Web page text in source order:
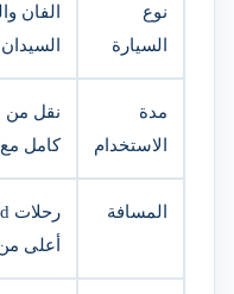
نوع
السيارة
الفان
مدة
الاستخدام
نقل من
كامل مع
المسافة
أعلى